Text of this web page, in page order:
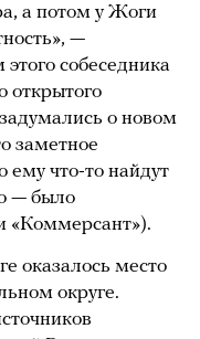
а потом у Жоги
—
собеседника
открытого
о новом
заметное
ему что-то найдут
— было
«Коммерсант»).
оказалось место
округе.